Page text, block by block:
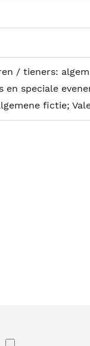
/ tieners:
en speciale
fictie;